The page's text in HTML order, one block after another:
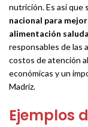
nutrición. Es así que
nacional para
alimentación
responsables de las
costos de atención
económicas y un
Madriz.
Ejemplos